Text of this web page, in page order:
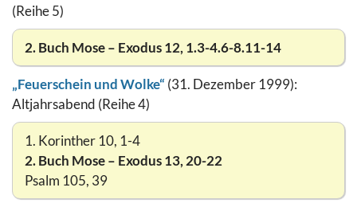
(Reihe 5)
2. Buch Mose – Exodus 12, 1.3-4.6-8.11-14
„Feuerschein und Wolke“ (31. Dezember 1999):
Altjahrsabend (Reihe 4)
1. Korinther 10, 1-4
2. Buch Mose – Exodus 13, 20-22
Psalm 105, 39